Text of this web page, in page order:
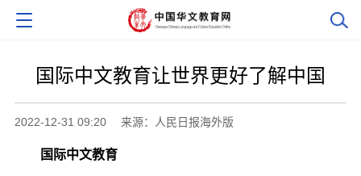
国际中文教育让世界更好了解中国
2022-12-31 09:20 来源：人民日报海外版
国际中文教育